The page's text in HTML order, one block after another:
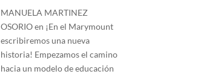
MANUELA MARTINEZ
OSORIOen ¡En el Marymount
escribiremos una nueva
historia! Empezamos el camino
hacia un modelo de educación